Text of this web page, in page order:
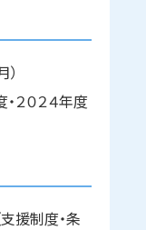
２０２４年度
支援制度・条